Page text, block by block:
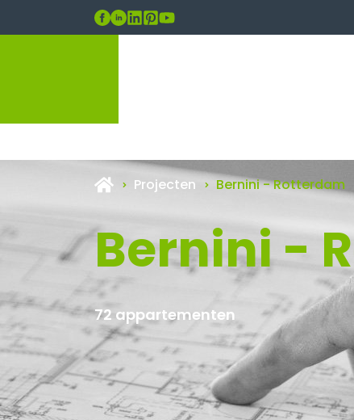
Projecten Bernini - Rotterdam
Bernini -
72 appartementen